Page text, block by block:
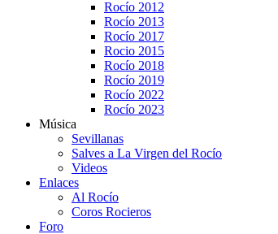
Rocío 2012
Rocío 2013
Rocío 2017
Rocio 2015
Rocío 2018
Rocío 2019
Rocío 2022
Rocío 2023
Música
Sevillanas
Salves a La Virgen del Rocío
Videos
Enlaces
Al Rocío
Coros Rocieros
Foro